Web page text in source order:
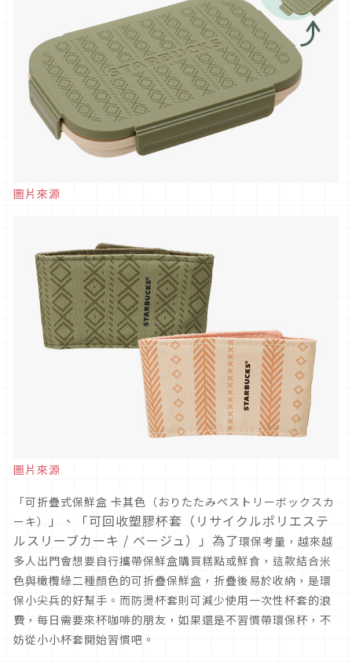
圖片來源
圖片來源
「可折疊式保鮮盒 卡其色（おりたたみペストリーボックスカ
ーキ）
」、「可回收塑膠杯套（リサイクルポリエステ
ルスリーブカーキ / ベージュ）」為了環保考量，越來越
多人出門會想要自行攜帶保鮮盒購買糕點或鮮食，這款結合米
色與橄欖綠二種顏色的可折疊保鮮盒，折疊後易於收納，是環
保小尖兵的好幫手。而防燙杯套則可減少使用一次性杯套的浪
費，每日需要來杯咖啡的朋友，如果還是不習慣帶環保杯，不
妨從小小杯套開始習慣吧。